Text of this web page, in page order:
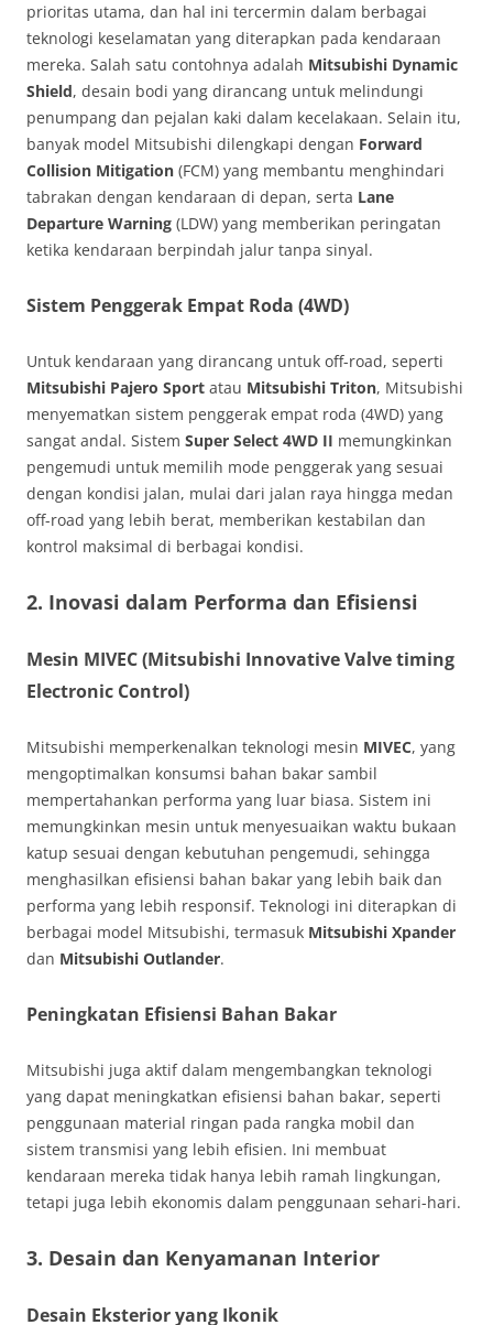
prioritas utama, dan hal ini tercermin dalam berbagai
teknologi keselamatan yang diterapkan pada kendaraan
mereka. Salah satu contohnya adalah Mitsubishi Dynamic
Shield, desain bodi yang dirancang untuk melindungi
penumpang dan pejalan kaki dalam kecelakaan. Selain itu,
banyak model Mitsubishi dilengkapi dengan Forward
Collision Mitigation (FCM) yang membantu menghindari
tabrakan dengan kendaraan di depan, serta Lane
Departure Warning (LDW) yang memberikan peringatan
ketika kendaraan berpindah jalur tanpa sinyal.
Sistem Penggerak Empat Roda (4WD)
Untuk kendaraan yang dirancang untuk off-road, seperti
Mitsubishi Pajero Sport atau Mitsubishi Triton, Mitsubishi
menyematkan sistem penggerak empat roda (4WD) yang
sangat andal. Sistem Super Select 4WD II memungkinkan
pengemudi untuk memilih mode penggerak yang sesuai
dengan kondisi jalan, mulai dari jalan raya hingga medan
off-road yang lebih berat, memberikan kestabilan dan
kontrol maksimal di berbagai kondisi.
2. Inovasi dalam Performa dan Efisiensi
Mesin MIVEC (Mitsubishi Innovative Valve timing
Electronic Control)
Mitsubishi memperkenalkan teknologi mesin MIVEC, yang
mengoptimalkan konsumsi bahan bakar sambil
mempertahankan performa yang luar biasa. Sistem ini
memungkinkan mesin untuk menyesuaikan waktu bukaan
katup sesuai dengan kebutuhan pengemudi, sehingga
menghasilkan efisiensi bahan bakar yang lebih baik dan
performa yang lebih responsif. Teknologi ini diterapkan di
berbagai model Mitsubishi, termasuk Mitsubishi Xpander
dan Mitsubishi Outlander.
Peningkatan Efisiensi Bahan Bakar
Mitsubishi juga aktif dalam mengembangkan teknologi
yang dapat meningkatkan efisiensi bahan bakar, seperti
penggunaan material ringan pada rangka mobil dan
sistem transmisi yang lebih efisien. Ini membuat
kendaraan mereka tidak hanya lebih ramah lingkungan,
tetapi juga lebih ekonomis dalam penggunaan sehari-hari.
3. Desain dan Kenyamanan Interior
Desain Eksterior yang Ikonik